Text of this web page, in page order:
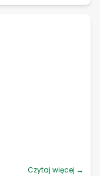
Czytaj więcej →